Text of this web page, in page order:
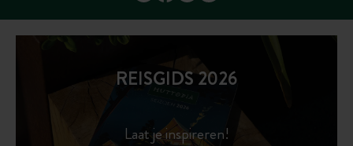
REISGIDS 2026
Laat je inspireren!